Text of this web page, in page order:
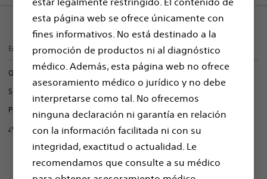
esta página web se ofrece únicamente con
fines informativos. No está destinado a la
promoción de productos ni al diagnóstico
médico. Además, esta página web no ofrece
asesoramiento médico o jurídico y no debe
interpretarse como tal. No ofrecemos
ninguna declaración ni garantía en relación
con la información facilitada ni con su
integridad, exactitud o actualidad. Le
recomendamos que consulte a su médico
En esta página
Qué es el dolor pélvico crónico
Síntomas de dolor pélvico crónico
Posibles causas del dolor pélvico crónico
¿Cómo se puede tratar el dolor pélvico crónico?
Qué es el dolor pélvico